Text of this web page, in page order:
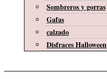
Sombreros y gorras
Gafas
calzado
Disfraces Halloween